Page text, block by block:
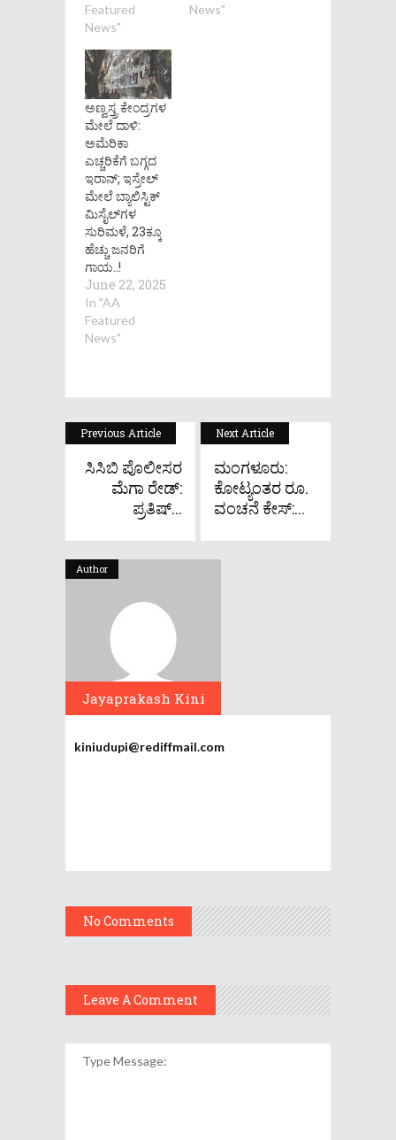
Featured
News"
News"
ಅಣ್ವಸ್ತ್ರ ಕೇಂದ್ರಗಳ
ಮೇಲೆ ದಾಳಿ:
ಅಮೆರಿಕಾ
ಎಚ್ಚರಿಕೆಗೆ ಬಗ್ಗದ
ಇರಾನ್; ಇಸ್ರೇಲ್‌
ಮೇಲೆ ಬ್ಯಾಲಿಸ್ಟಿಕ್
ಮಿಸೈಲ್‌ಗಳ
ಸುರಿಮಳೆ, 23ಕ್ಕೂ
ಹೆಚ್ಚು ಜನರಿಗೆ
ಗಾಯ..!
June 22, 2025
In "AA
Featured
News"
Previous Article
ಸಿಸಿಬಿ ಪೊಲೀಸರ
ಮೆಗಾ ರೇಡ್​​:
ಪ್ರತಿಷ್...
Next Article
ಮಂಗಳೂರು:
ಕೋಟ್ಯಂತರ ರೂ.
ವಂಚನೆ ಕೇಸ್:...
Author
Jayaprakash Kini
kiniudupi@rediffmail.com
No Comments
Leave A Comment